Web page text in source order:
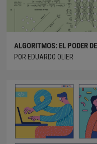
ALGORITMOS: EL PODER
POR EDUARDO OLIER